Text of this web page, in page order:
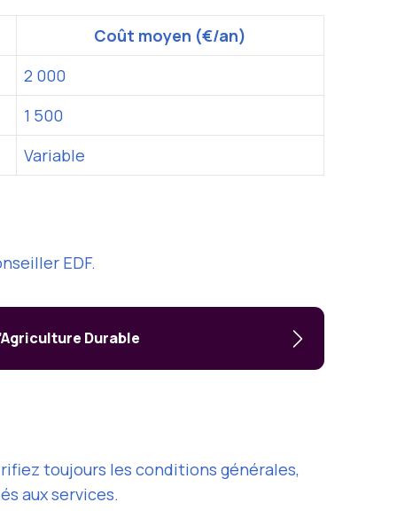
Coût moyen (€/an)
2 000
1 500
Variable
EDF.
Durable
toujours les conditions générales,
aux services.